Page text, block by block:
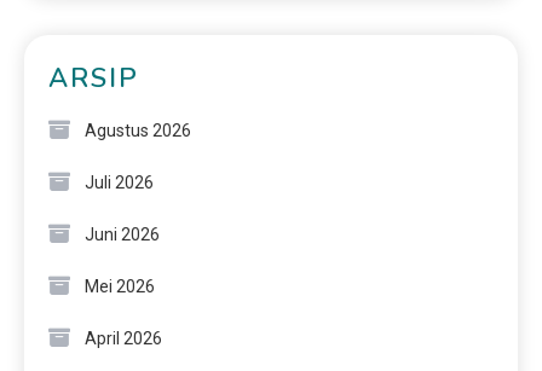
ARSIP
Agustus 2026
Juli 2026
Juni 2026
Mei 2026
April 2026